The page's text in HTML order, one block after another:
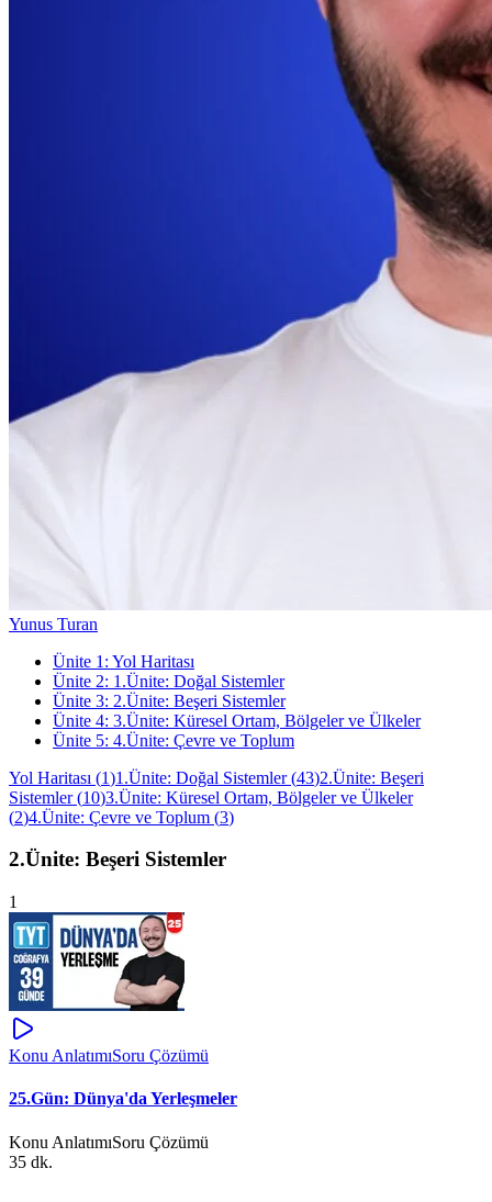
Yunus Turan
Ünite 1 : Yol Haritası
Ünite 2: 1.Ünite: Doğal Sistemler
Ünite 3: 2.Ünite: Beşeri Sistemler
Ünite 4: 3.Ünite: Küresel Ortam, Bölgeler ve Ülkeler
Ünite 5: 4.Ünite: Çevre ve Toplum
Yol Haritası (1)1.Ünite: Doğal Sistemler(43)2.Ünite: Beşeri
Sistemler(10)3.Ünite: Küresel Ortam, Bölgeler ve Ülkeler
(2)4.Ünite: Çevre ve Toplum (3)
2.Ünite: Beşeri Sistemler
1
Konu AnlatımıSoru Çözümü
25.Gün: Dünya'da Yerleşmeler
Konu AnlatımıSoru Çözümü
35 dk.